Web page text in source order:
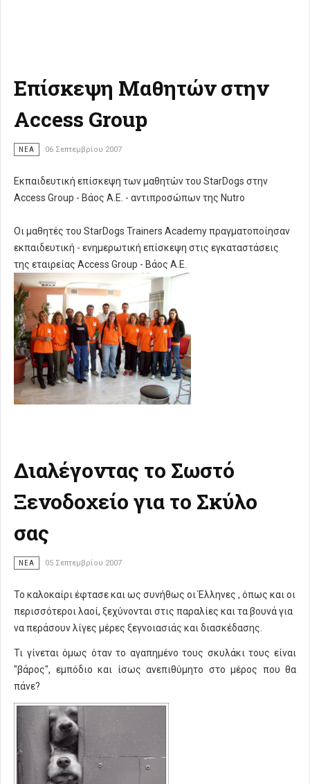
Επίσκεψη Mαθητών στην
Access Group
ΝΈΑ 06 Σεπτεμβρίου 2007
Εκπαιδευτική επίσκεψη των μαθητών του StarDogs στην
Access Group - Βάος Α.Ε. - αντιπροσώπων της Nutro
Οι μαθητές του StarDogs Trainers Academy πραγματοποίησαν
εκπαιδευτική - ενημερωτική επίσκεψη στις εγκαταστάσεις
της εταιρείας Access Group - Βάος Α.Ε.
Διαλέγοντας το Σωστό
Ξενοδοχείο για το Σκύλο
σας
ΝΈΑ 05 Σεπτεμβρίου 2007
Το καλοκαίρι έφτασε και ως συνήθως οι Έλληνες , όπως και οι
περισσότεροι λαοί, ξεχύνονται στις παραλίες και τα βουνά για
να περάσουν λίγες μέρες ξεγνοιασιάς και διασκέδασης.
Τι γίνεται όμως όταν το αγαπημένο τους σκυλάκι τους είναι
"βάρος", εμπόδιο και ίσως ανεπιθύμητο στο μέρος που θα
πάνε?